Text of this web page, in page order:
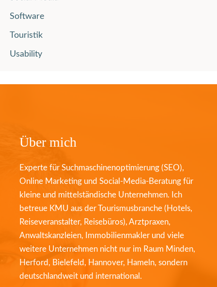
Software
Touristik
Usability
Über mich
Experte für Suchmaschinenoptimierung (SEO),
Online Marketing und Social-Media-Beratung für
kleine und mittelständische Unternehmen. Ich
betreue KMU aus der Tourismusbranche (Hotels,
Reiseveranstalter, Reisebüros), Arztpraxen,
Anwaltskanzleien, Immobilienmakler und viele
weitere Unternehmen nicht nur im Raum Minden,
Herford, Bielefeld, Hannover, Hameln, sondern
deutschlandweit und international.